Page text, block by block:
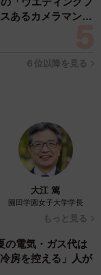
あるカメラマン求
６位以降を見る
大江 篤
園田学園女子大学学長
もっと見る
の電気・ガス代は
房を控える」人が